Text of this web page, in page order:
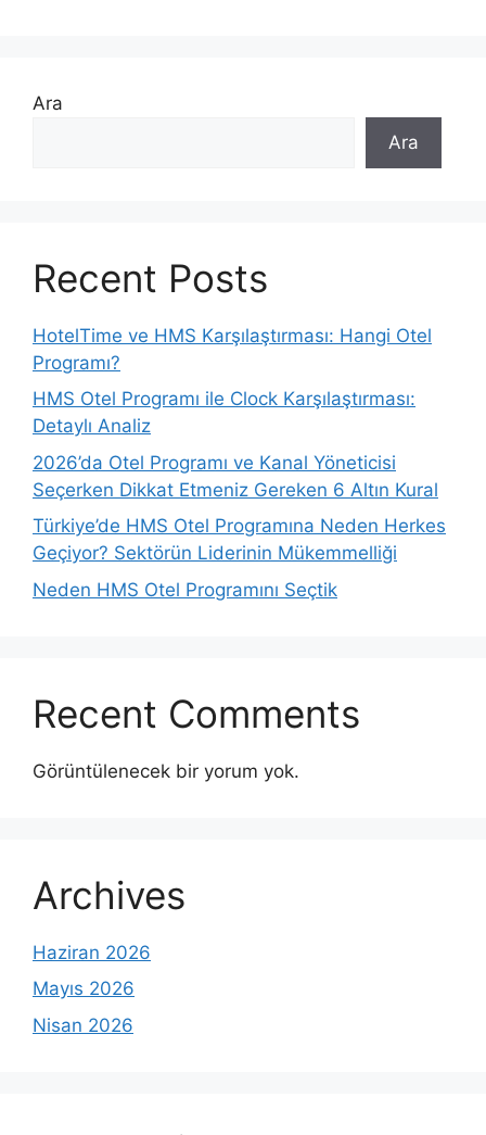
Ara
Ara
Recent Posts
HotelTime ve HMS Karşılaştırması: Hangi Otel
Programı?
HMS Otel Programı ile Clock Karşılaştırması:
Detaylı Analiz
2026’da Otel Programı ve Kanal Yöneticisi
Seçerken Dikkat Etmeniz Gereken 6 Altın Kural
Türkiye’de HMS Otel Programına Neden Herkes
Geçiyor? Sektörün Liderinin Mükemmelliği
Neden HMS Otel Programını Seçtik
Recent Comments
Görüntülenecek bir yorum yok.
Archives
Haziran 2026
Mayıs 2026
Nisan 2026